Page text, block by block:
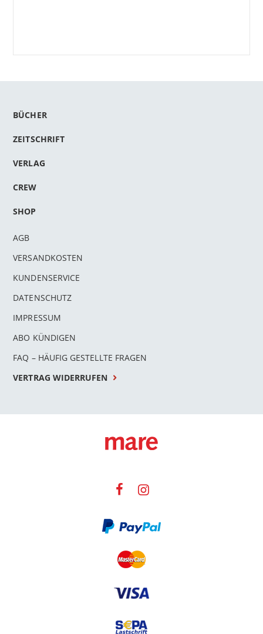
BÜCHER
ZEITSCHRIFT
VERLAG
CREW
SHOP
AGB
VERSANDKOSTEN
KUNDENSERVICE
DATENSCHUTZ
IMPRESSUM
ABO KÜNDIGEN
FAQ – HÄUFIG GESTELLTE FRAGEN
VERTRAG WIDERRUFEN